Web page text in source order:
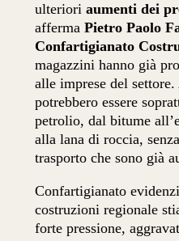
ulterioriaumenti dei
affermaPietro Paolo
Confartigianato
magazzini hanno già
alle imprese del
potrebbero essere
petrolio, dal bitume
alla lana di roccia,
trasporto che sono già
Confartigianato
costruzioni regionale
forte pressione,